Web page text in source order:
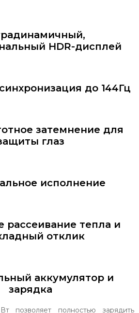
HDR-дисплей
до 144Гц
затемнение для
глаз
исполнение
рассеивание тепла и
отклик
аккумулятор и
зарядка
позволяет полностью зарядить